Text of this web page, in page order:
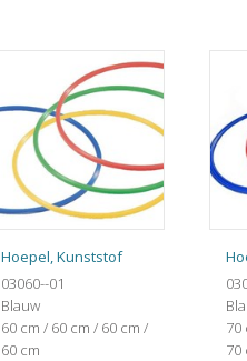
Hoepel, Kunststof
03060--01
Blauw
60 cm / 60 cm / 60 cm /
60 cm
70
70